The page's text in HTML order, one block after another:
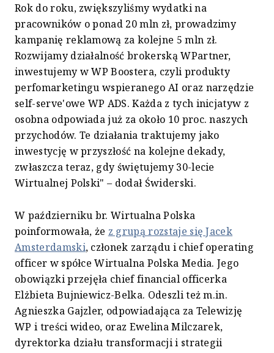
Rok do roku, zwiększyliśmy wydatki na
pracowników o ponad 20 mln zł, prowadzimy
kampanię reklamową za kolejne 5 mln zł.
Rozwijamy działalność brokerską WPartner,
inwestujemy w WP Boostera, czyli produkty
perfomarketingu wspieranego AI oraz narzędzie
self-serve'owe WP ADS. Każda z tych inicjatyw z
osobna odpowiada już za około 10 proc. naszych
przychodów. Te działania traktujemy jako
inwestycję w przyszłość na kolejne dekady,
zwłaszcza teraz, gdy świętujemy 30-lecie
Wirtualnej Polski" – dodał Świderski.
W październiku br. Wirtualna Polska
poinformowała, że z grupą rozstaje się Jacek
Amsterdamski, członek zarządu i chief operating
officer w spółce Wirtualna Polska Media. Jego
obowiązki przejęła chief financial officerka
Elżbieta Bujniewicz-Belka. Odeszli też m.in.
Agnieszka Gajzler, odpowiadająca za Telewizję
WP i treści wideo, oraz Ewelina Milczarek,
dyrektorka działu transformacji i strategii